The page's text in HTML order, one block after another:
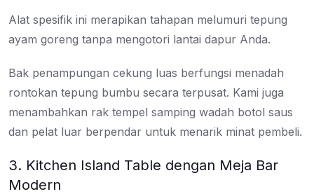
Alat spesifik ini merapikan tahapan melumuri tepung
ayam goreng tanpa mengotori lantai dapur Anda.
Bak penampungan cekung luas berfungsi menadah
rontokan tepung bumbu secara terpusat. Kami juga
menambahkan rak tempel samping wadah botol saus
dan pelat luar berpendar untuk menarik minat pembeli.
3. Kitchen Island Table dengan Meja Bar
Modern